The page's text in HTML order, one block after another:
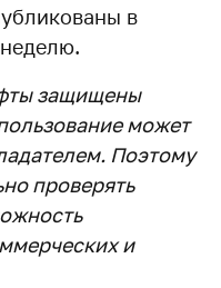
в
защищены
может
Поэтому
проверять
и